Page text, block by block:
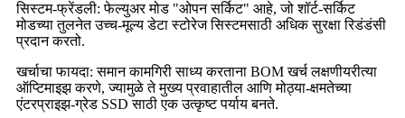
सिस्टम-फ्रेंडली: फेल्युअर मोड "ओपन सर्किट" आहे, जो शॉर्ट-सर्किट
मोडच्या तुलनेत उच्च-मूल्य डेटा स्टोरेज सिस्टमसाठी अधिक सुरक्षा रिडंडंसी
प्रदान करतो.
खर्चाचा फायदा: समान कामगिरी साध्य करताना BOM खर्च लक्षणीयरीत्या
ऑप्टिमाइझ करणे, ज्यामुळे ते मुख्य प्रवाहातील आणि मोठ्या-क्षमतेच्या
एंटरप्राइझ-ग्रेड SSD साठी एक उत्कृष्ट पर्याय बनते.